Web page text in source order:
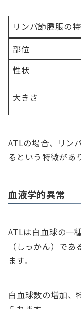
リンパ節腫脹の
部位
性状
大きさ
ATLの場合、リン
るという特徴があ
血液学的異常
ATLは白血球の一
（しっかん）で
ます。
白血球数の増加、